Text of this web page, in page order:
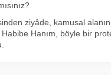
ziyâde, kamusal
Hanım, böyle bir